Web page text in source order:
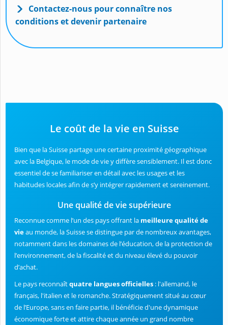
Contactez-nous pour connaître nos
conditions et devenir partenaire
Le coût de la vie en Suisse
Bien que la Suisse partage une certaine proximité géographique
avec la Belgique, le mode de vie y diffère sensiblement. Il est donc
essentiel de se familiariser en détail avec les usages et les
habitudes locales afin de s’y intégrer rapidement et sereinement.
Une qualité de vie supérieure
Reconnue comme l’un des pays offrant la meilleure qualité de
vieau monde, la Suisse se distingue par de nombreux avantages,
notamment dans les domaines de l’éducation, de la protection de
l’environnement, de la fiscalité et du niveau élevé du pouvoir
d’achat.
Le pays reconnaîtquatre langues officielles : l'allemand, le
français, l'italien et le romanche. Stratégiquement situé au cœur
de l’Europe, sans en faire partie, il bénéficie d'une dynamique
économique forte et attire chaque année un grand nombre